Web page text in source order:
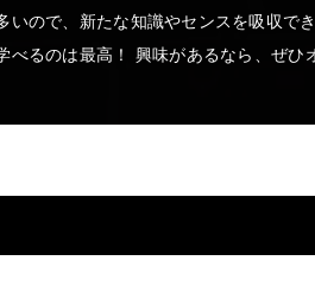
ので、新たな知識やセンスを吸収で
るのは最高！ 興味があるなら、ぜひ